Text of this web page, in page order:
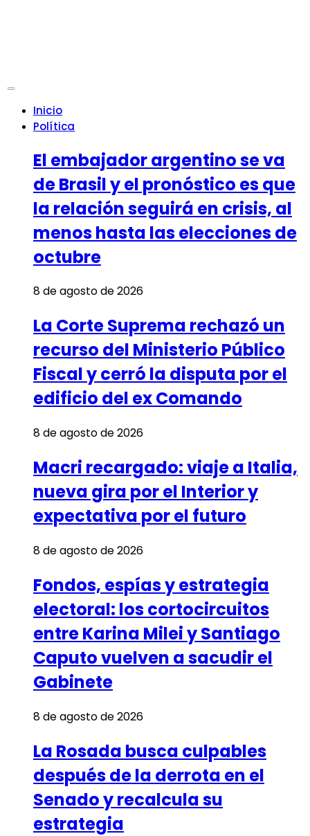
Inicio
Política
El embajador argentino se va
de Brasil y el pronóstico es que
la relación seguirá en crisis, al
menos hasta las elecciones de
octubre
8 de agosto de 2026
La Corte Suprema rechazó un
recurso del Ministerio Público
Fiscal y cerró la disputa por el
edificio del ex Comando
8 de agosto de 2026
Macri recargado: viaje a Italia,
nueva gira por el Interior y
expectativa por el futuro
8 de agosto de 2026
Fondos, espías y estrategia
electoral: los cortocircuitos
entre Karina Milei y Santiago
Caputo vuelven a sacudir el
Gabinete
8 de agosto de 2026
La Rosada busca culpables
después de la derrota en el
Senado y recalcula su
estrategia